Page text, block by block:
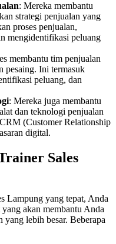
: Mereka membantu
strategi penjualan yang
proses penjualan,
mengidentifikasi peluang
membantu tim penjualan
pesaing. Ini termasuk
peluang, dan
: Mereka juga membantu
dan teknologi penjualan
(Customer Relationship
digital.
Sales
Lampung yang tepat, Anda
akan membantu Anda
yang lebih besar. Beberapa